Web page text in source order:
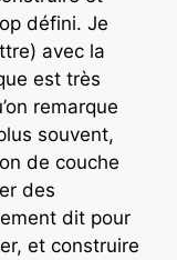
défini. Je
avec la
est très
remarque
souvent,
de couche
des
dit pour
et construire